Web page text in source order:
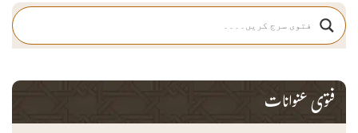
فتوی عنوانات